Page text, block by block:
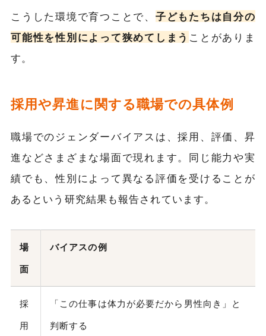
こうした環境で育つことで、 子どもたちは自分の
可能性を性別によって狭めてしまう ことがありま
す。
採用や昇進に関する職場での具体例
職場でのジェンダーバイアスは、採用、評価、昇
進などさまざまな場面で現れます。同じ能力や実
績でも、性別によって異なる評価を受けることが
あるという研究結果も報告されています。
場
面
バイアスの例
採
用
「この仕事は体力が必要だから男性向き」と
判断する